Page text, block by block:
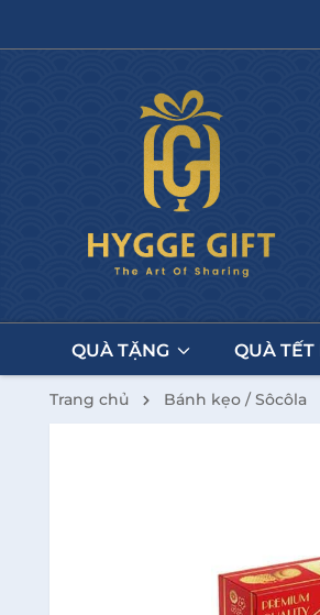
QUÀ TẶNG QUÀ
Trang chủ Bánh kẹo / Sôcôla